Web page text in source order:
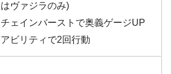
はヴァジラのみ)
チェインバーストで奥義ゲージUP
アビリティで2回行動